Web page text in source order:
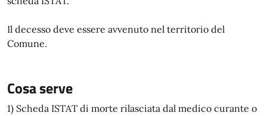
Il decesso deve essere avvenuto nel territorio del
Comune.
Cosa serve
1) Scheda ISTAT di morte rilasciata dal medico curante o